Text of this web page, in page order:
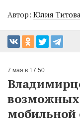
Автор: Юлия Титова
7 мая в 17:50
возможных
мобильной